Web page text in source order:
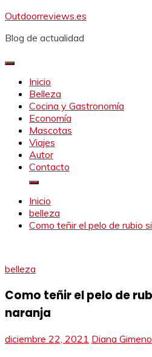
Saltar
contenido
Outdoorreviews.es
Blog de actualidad
Inicio
Belleza
Cocina y Gastronomía
Economía
Mascotas
Viajes
Autor
Contacto
Inicio
belleza
Como teñir el pelo de rubio
belleza
Como teñir el pelo de
naranja
diciembre 22, 2021 Diana Gimeno